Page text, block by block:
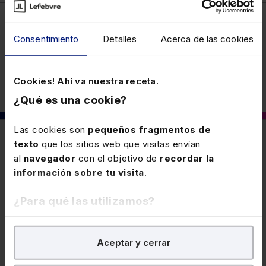
Consentimiento Detalles Acerca de las cookies
Cookies! Ahí va nuestra receta.
¿Qué es una cookie?
Las cookies son pequeños fragmentos de
texto que los sitios web que visitas envían
al navegador con el objetivo de recordar la
información sobre tu visita.
¿Para qué las utilizamos?
En Lefebvre utilizamos las cookies confines
para tratar demejorar tu experiencia
nuestra página web. También con fines publicitarios,
Aceptar y cerrar
Laboral
También puede interesarte
Momento de la comunicación del
despido objetivo a los representantes
de los trabajadores (RS 24/24 11 de
Junio de 2024 al 17 de Junio de 2024)
Es válida la entrega de la copia de la carta de despido
objetivo a los representantes de los trabajadores 4